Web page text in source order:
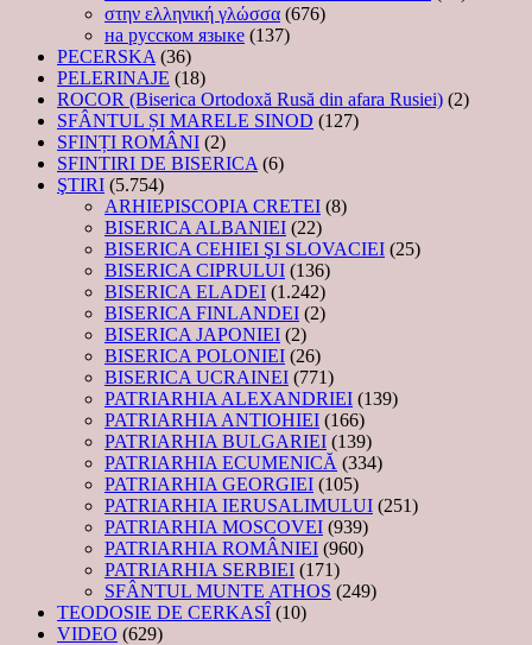
στην ελληνική γλώσσα (676)
на русском языке (137)
PECERSKA (36)
PELERINAJE (18)
ROCOR (Biserica Ortodoxă Rusă din afara Rusiei) (2)
SFÂNTUL ȘI MARELE SINOD (127)
SFINȚI ROMÂNI (2)
SFINTIRI DE BISERICA (6)
ŞTIRI (5.754)
ARHIEPISCOPIA CRETEI (8)
BISERICA ALBANIEI (22)
BISERICA CEHIEI ŞI SLOVACIEI (25)
BISERICA CIPRULUI (136)
BISERICA ELADEI (1.242)
BISERICA FINLANDEI (2)
BISERICA JAPONIEI (2)
BISERICA POLONIEI (26)
BISERICA UCRAINEI (771)
PATRIARHIA ALEXANDRIEI (139)
PATRIARHIA ANTIOHIEI (166)
PATRIARHIA BULGARIEI (139)
PATRIARHIA ECUMENICĂ (334)
PATRIARHIA GEORGIEI (105)
PATRIARHIA IERUSALIMULUI (251)
PATRIARHIA MOSCOVEI (939)
PATRIARHIA ROMÂNIEI (960)
PATRIARHIA SERBIEI (171)
SFÂNTUL MUNTE ATHOS (249)
TEODOSIE DE CERKASÎ (10)
VIDEO (629)